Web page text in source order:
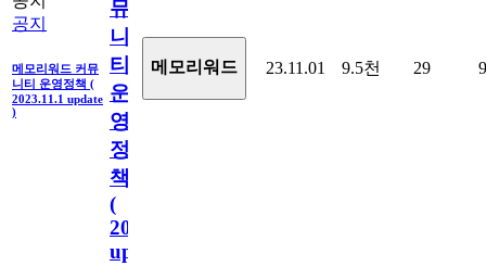
공지
메모리워드 커뮤
니티 운영정책 (
2023.11.1 update
)
뮤
니
티
운
영
정
책
(
2023.11.1
update
메모리워드 23.11.01 9.5천 29 9